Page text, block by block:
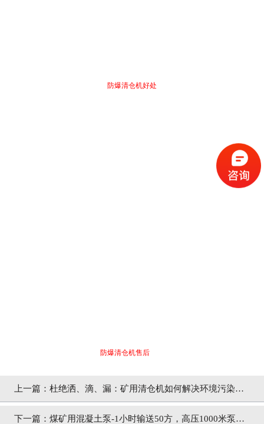
防爆清仓机好处
防爆清仓机售后
上一篇：杜绝洒、滴、漏：矿用清仓机如何解决环境污染难
题？[泵泵达]
下一篇：煤矿用混凝土泵-1小时输送50方，高压1000米泵送